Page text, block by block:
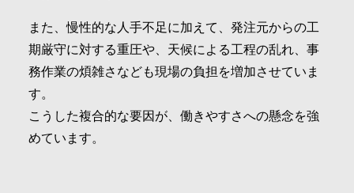
また、慢性的な人手不足に加えて、発注元からの工
期厳守に対する重圧や、天候による工程の乱れ、事
務作業の煩雑さなども現場の負担を増加させていま
す。
こうした複合的な要因が、働きやすさへの懸念を強
めています。